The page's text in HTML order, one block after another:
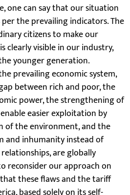
one can say that our situation
the prevailing indicators. The
citizens to make our
clearly visible in our industry,
younger generation.
prevailing economic system,
between rich and poor, the
power, the strengthening of
easier exploitation by
of the environment, and the
and inhumanity instead of
are globally
reconsider our approach on
these flaws and the tariff